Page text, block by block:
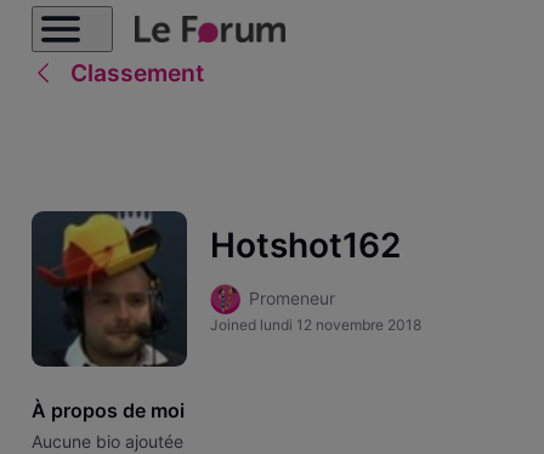
Classement
Hotshot162
Promeneur
Joined lundi 12 novembre 2018
À propos de moi
Aucune bio ajoutée